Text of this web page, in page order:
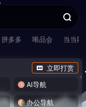
拼多多 唯品会 当当网
立即打赏
AI导航
办公导航